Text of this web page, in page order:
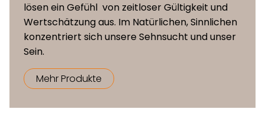
lösen ein Gefühl von zeitloser Gültigkeit und
Wertschätzung aus. Im Natürlichen, Sinnlichen
konzentriert sich unsere Sehnsucht und unser
Sein.
Mehr Produkte